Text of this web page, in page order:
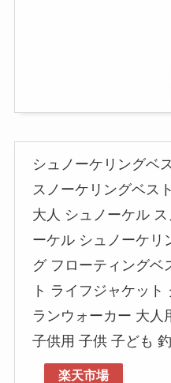
シュノーケリングベ
スノーケリングベスト
大人 シュノーケル ス
ーケル シュノーケリ
グ フローティングベ
ト ライフジャケット
ランウォーカー 大人
子供用 子供 子ども
楽天市場